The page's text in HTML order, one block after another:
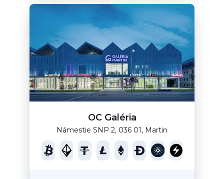
OC Galéria
Námestie SNP 2, 036 01, Martin